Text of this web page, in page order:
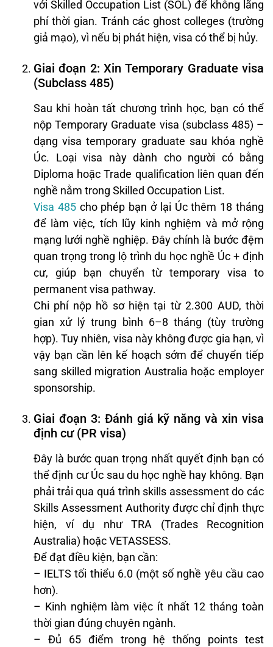
với Skilled Occupation List (SOL) để không lãng
phí thời gian. Tránh các ghost colleges (trường
giả mạo), vì nếu bị phát hiện, visa có thể bị hủy.
Giai đoạn 2: Xin Temporary Graduate visa
(Subclass 485)
Sau khi hoàn tất chương trình học, bạn có thể
nộp Temporary Graduate visa (subclass 485) –
dạng visa temporary graduate sau khóa nghề
Úc. Loại visa này dành cho người có bằng
Diploma hoặc Trade qualification liên quan đến
nghề nằm trong Skilled Occupation List.
Visa 485cho phép bạn ở lại Úc thêm 18 tháng
để làm việc, tích lũy kinh nghiệm và mở rộng
mạng lưới nghề nghiệp. Đây chính là bước đệm
quan trọng trong lộ trình du học nghề Úc + định
cư, giúp bạn chuyển từ temporary visa to
permanent visa pathway.
Chi phí nộp hồ sơ hiện tại từ 2.300 AUD, thời
gian xử lý trung bình 6–8 tháng (tùy trường
hợp). Tuy nhiên, visa này không được gia hạn, vì
vậy bạn cần lên kế hoạch sớm để chuyển tiếp
sang skilled migration Australia hoặc employer
sponsorship.
Giai đoạn 3: Đánh giá kỹ năng và xin visa
định cư (PR visa)
Đây là bước quan trọng nhất quyết định bạn có
thể định cư Úc sau du học nghề hay không. Bạn
phải trải qua quá trình skills assessment do các
Skills Assessment Authority được chỉ định thực
hiện, ví dụ như TRA (Trades Recognition
Australia) hoặc VETASSESS.
Để đạt điều kiện, bạn cần:
– IELTS tối thiểu 6.0 (một số nghề yêu cầu cao
hơn).
– Kinh nghiệm làm việc ít nhất 12 tháng toàn
thời gian đúng chuyên ngành.
– Đủ 65 điểm trong hệ thống points test